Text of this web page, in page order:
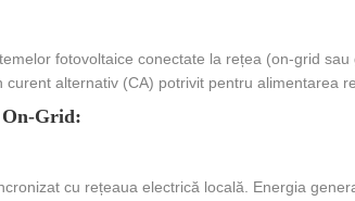
fotovoltaice conectate la rețea (on-grid
alternativ (CA) potrivit pentru alimentarea
Grid:
cu rețeaua electrică locală. Energia